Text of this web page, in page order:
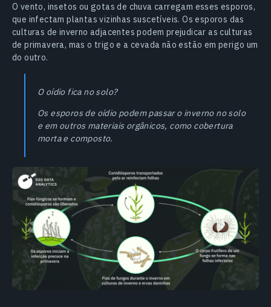
O vento, insetos ou gotas de chuva carregam esses esporos,
que infectam plantas vizinhas suscetíveis. Os esporos das
culturas de inverno adjacentes podem prejudicar as culturas
de primavera, mas o trigo e a cevada não estão em perigo um
do outro.
O oídio fica no solo?
Os esporos de oídio podem passar o inverno no solo
e em outros materiais orgânicos, como cobertura
morta e composto.